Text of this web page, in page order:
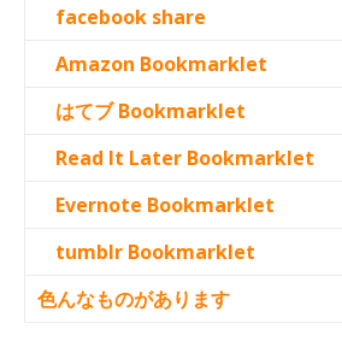
facebook share
Amazon Bookmarklet
はてブ Bookmarklet
Read It Later Bookmarklet
Evernote Bookmarklet
tumblr Bookmarklet
色んなものがあります